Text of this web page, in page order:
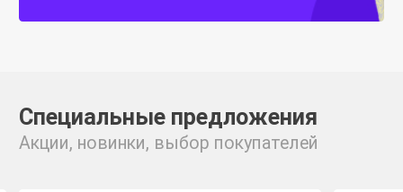
Специальные предложения
Акции, новинки, выбор покупателей